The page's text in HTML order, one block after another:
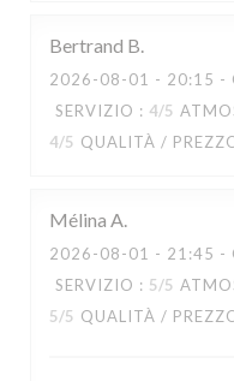
Bertrand B
2026-08-01 - 20:15 -
SERVIZIO : 4/5
4/5 QUALITÀ /
Mélina A
2026-08-01 - 21:45 -
SERVIZIO : 5/5
5/5 QUALITÀ /